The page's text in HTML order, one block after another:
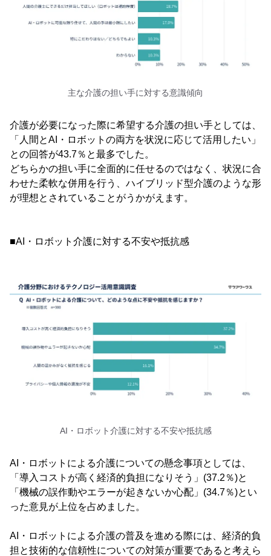
主な介護の担い手に対する意識傾向
介護が必要になった際に希望する介護の担い手としては、
「人間とAI・ロボットの両方を状況に応じて活用したい」
との回答が43.7％と最多でした。
どちらかの担い手に全面的に任せるのではなく、状況に合
わせた柔軟な併用を行う、ハイブリッド型介護のような形
が理想とされていることがうかがえます。
■AI・ロボット介護に対する不安や抵抗感
AI・ロボット介護に対する不安や抵抗感
AI・ロボットによる介護についての懸念事項としては、
「導入コストが高く経済的負担になりそう」(37.2％)と
「機械の誤作動やエラーが起きないか心配」(34.7％)とい
った意見が上位を占めました。
AI・ロボットによる介護の普及を進める際には、経済的負
担と技術的な信頼性についての対策が重要であると考えら